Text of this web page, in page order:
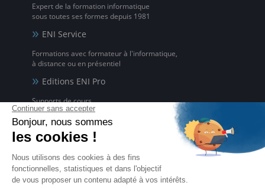
Expert de la formation informatique
sous toutes ses formes depuis 1981
ENI Service
Formations avec formateur à l'informatique,
à distance ou en présentiel
Editions ENI Pro
Supports de cours
pour les organismes de formation
ENI elearning
La solution de formation à l'informatique en ligne,
disponible en 5 langues
Certifications ENI